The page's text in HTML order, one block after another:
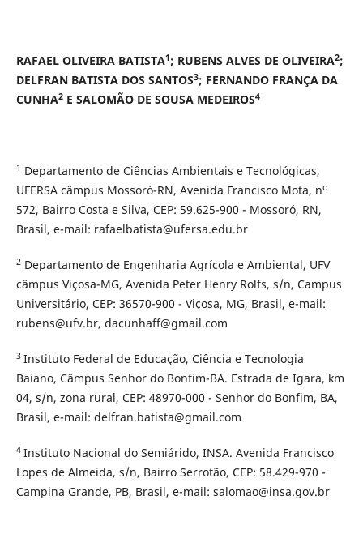
RAFAEL OLIVEIRA BATISTA1; RUBENS ALVES DE OLIVEIRA2;
DELFRAN BATISTA DOS SANTOS3; FERNANDO FRANÇA DA
CUNHA2E SALOMÃO DE SOUSA MEDEIROS4
1 Departamento de Ciências Ambientais e Tecnológicas,
UFERSA câmpus Mossoró-RN, Avenida Francisco Mota, no
572, Bairro Costa e Silva, CEP: 59.625-900 - Mossoró, RN,
Brasil, e-mail: rafaelbatista@ufersa.edu.br
2Departamento de Engenharia Agrícola e Ambiental, UFV
câmpus Viçosa-MG, Avenida Peter Henry Rolfs, s/n, Campus
Universitário, CEP: 36570-900 - Viçosa, MG, Brasil, e-mail:
rubens@ufv.br, dacunhaff@gmail.com
3 Instituto Federal de Educação, Ciência e Tecnologia
Baiano, Câmpus Senhor do Bonfim-BA. Estrada de Igara, km
04, s/n, zona rural, CEP: 48970-000 - Senhor do Bonfim, BA,
Brasil, e-mail: delfran.batista@gmail.com
4 Instituto Nacional do Semiárido, INSA. Avenida Francisco
Lopes de Almeida, s/n, Bairro Serrotão, CEP: 58.429-970 -
Campina Grande, PB, Brasil, e-mail: salomao@insa.gov.br